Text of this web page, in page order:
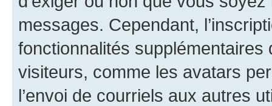
messages. Cependant,
fonctionnalités
visiteurs, comme les avatars
l’envoi de courriels aux autres